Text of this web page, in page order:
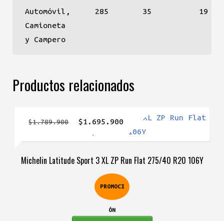
Automóvil,
Camioneta
y Campero
285 35 19
Productos relacionados
Michelin Latitude Sport 3 XL ZP Run Flat 275/40 R20 106Y
PROMOCI
ÓN
$1.789.900
El
precio
era:
$1.789.900.
$1.695.900
precio
es:
$1.695.900.